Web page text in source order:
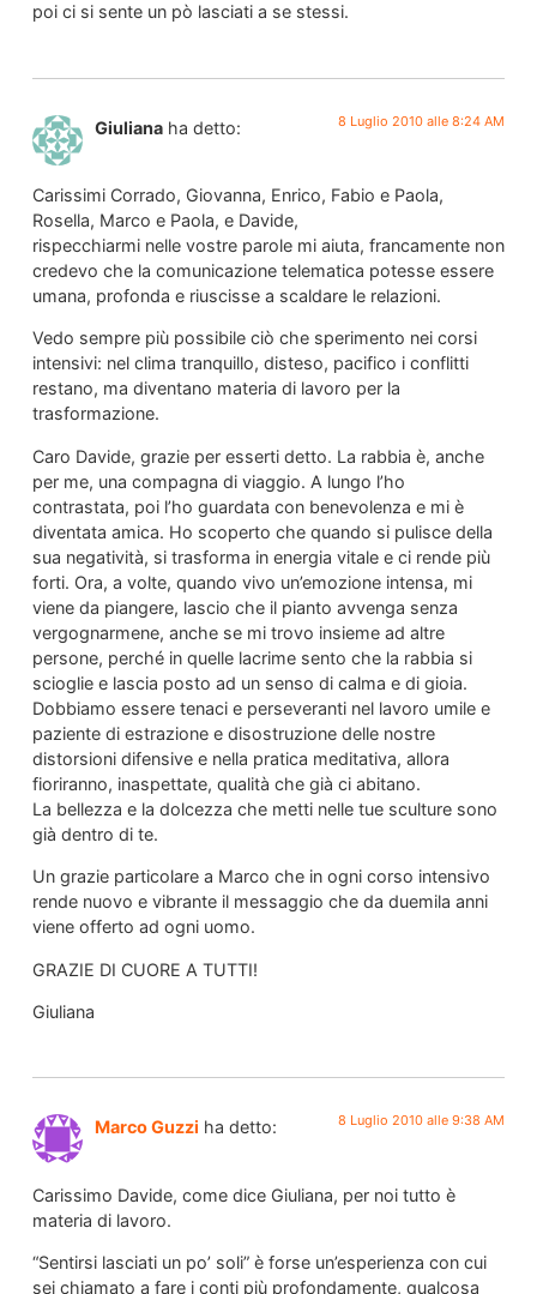
poi ci si sente un pò lasciati a se stessi.
Giuliana ha detto: 8 Luglio 2010 alle 8:24 AM
Carissimi Corrado, Giovanna, Enrico, Fabio e Paola,
Rosella, Marco e Paola, e Davide,
rispecchiarmi nelle vostre parole mi aiuta, francamente non
credevo che la comunicazione telematica potesse essere
umana, profonda e riuscisse a scaldare le relazioni.
Vedo sempre più possibile ciò che sperimento nei corsi
intensivi: nel clima tranquillo, disteso, pacifico i conflitti
restano, ma diventano materia di lavoro per la
trasformazione.
Caro Davide, grazie per esserti detto. La rabbia è, anche
per me, una compagna di viaggio. A lungo l’ho
contrastata, poi l’ho guardata con benevolenza e mi è
diventata amica. Ho scoperto che quando si pulisce della
sua negatività, si trasforma in energia vitale e ci rende più
forti. Ora, a volte, quando vivo un’emozione intensa, mi
viene da piangere, lascio che il pianto avvenga senza
vergognarmene, anche se mi trovo insieme ad altre
persone, perché in quelle lacrime sento che la rabbia si
scioglie e lascia posto ad un senso di calma e di gioia.
Dobbiamo essere tenaci e perseveranti nel lavoro umile e
paziente di estrazione e disostruzione delle nostre
distorsioni difensive e nella pratica meditativa, allora
fioriranno, inaspettate, qualità che già ci abitano.
La bellezza e la dolcezza che metti nelle tue sculture sono
già dentro di te.
Un grazie particolare a Marco che in ogni corso intensivo
rende nuovo e vibrante il messaggio che da duemila anni
viene offerto ad ogni uomo.
GRAZIE DI CUORE A TUTTI!
Giuliana
Marco Guzzi ha detto: 8 Luglio 2010 alle 9:38 AM
Carissimo Davide, come dice Giuliana, per noi tutto è
materia di lavoro.
“Sentirsi lasciati un po’ soli” è forse un’esperienza con cui
sei chiamato a fare i conti più profondamente, qualcosa